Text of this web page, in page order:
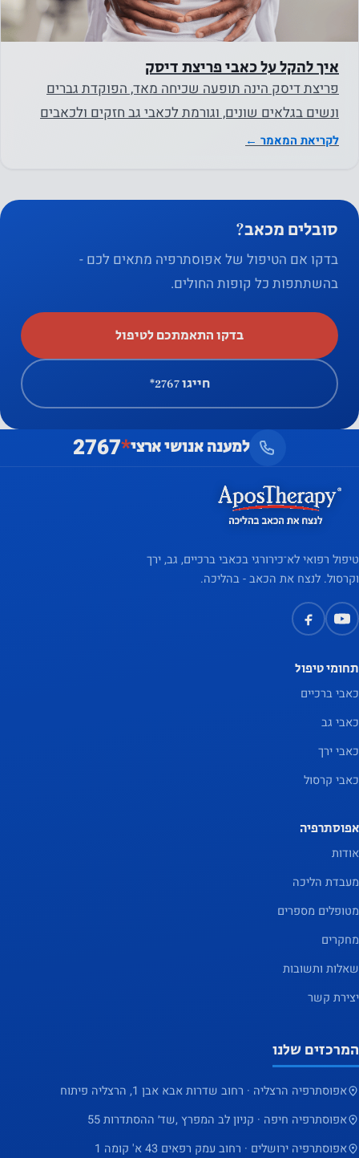
איך להקל על כאבי פריצת דיסק
פריצת דיסק הינה תופעה שכיחה מאד, הפוקדת גברים
ונשים בגלאים שונים, וגורמת לכאבי גב חזקים ולכאבים
באזורים אחרים בגוף…
לקריאת המאמר ←
סובלים מכאב?
בדקו אם הטיפול של אפוסתרפיה מתאים לכם -
בהשתתפות כל קופות החולים.
בדקו התאמתכם לטיפול
חייגו ‎*2767
למענה אנושי ארצי*
2767
טיפול רפואי לא־כירורגי בכאבי ברכיים, גב, ירך
וקרסול. לנצח את הכאב - בהליכה.
תחומי טיפול
כאבי ברכיים
כאבי גב
כאבי ירך
כאבי קרסול
אפוסתרפיה
אודות
מעבדת הליכה
מטופלים מספרים
מחקרים
שאלות ותשובות
יצירת קשר
המרכזים שלנו
אפוסתרפיה הרצליה · רחוב שדרות אבא אבן 1, הרצליה פיתוח
אפוסתרפיה חיפה · קניון לב המפרץ ,שד׳ ההסתדרות 55
אפוסתרפיה ירושלים · רחוב עמק רפאים 43 א' קומה 1
שיתוף
בתחומי
העניין
וההתנהגות
שלך
לראות
אישית